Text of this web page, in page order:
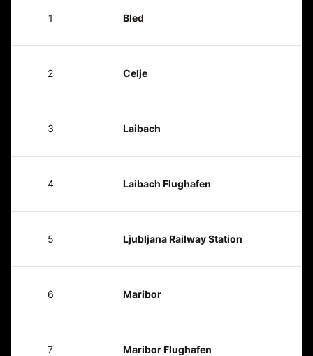
1 Bled
2 Celje
3 Laibach
4 Laibach Flughafen
5 Ljubljana Railway Station
6 Maribor
7 Maribor Flughafen